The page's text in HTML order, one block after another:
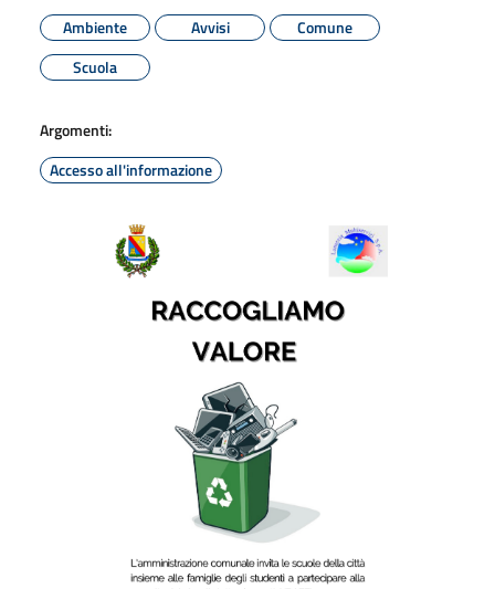
Ambiente
Avvisi
Comune
Scuola
Argomenti:
Accesso all'informazione